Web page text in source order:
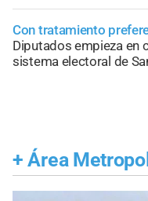
Con tratamiento
Diputados empieza en
sistema electoral de
+ Área